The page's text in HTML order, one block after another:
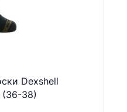
Dexshell
(36-38)